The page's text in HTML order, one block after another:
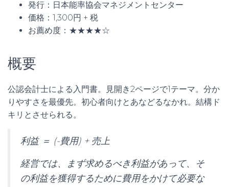
発行：日本能率協会マネジメントセンター
価格：1,300円 + 税
お薦め度：★★★★☆
概要
公認会計士による入門書。見開き2ページで1テーマ。分か
りやすさを最優先。初心者向けとあなどるなかれ。結構ド
キリとさせられる。
利益 ＝ (-費用) + 売上
経営では、まず求めるべき利益があって、そ
の利益を獲得するために費用をかけて必要な